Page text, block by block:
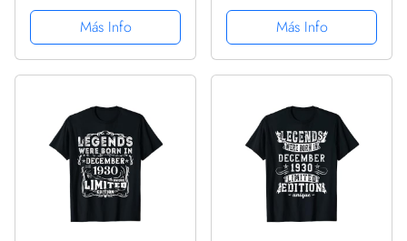
Más Info
Más Info